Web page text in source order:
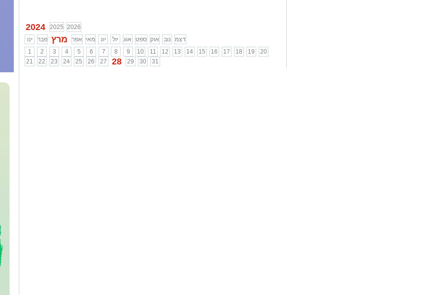
2024 2025 2026
ינו
פבר מרץ אפר מאי יונ יול אוג ספט אוק נוב
דצמ
1
2 3 4 5 6 7 8 9 10 11 12 13 14 15 16 17 18 19
20
21
22 23 24 25 26 27 28 29 30 31